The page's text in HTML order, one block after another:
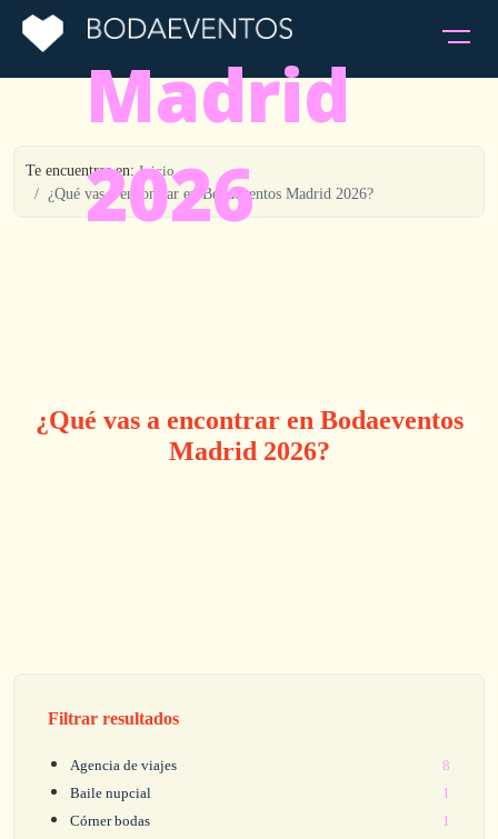
Madrid
2026
Te encuentras en:Inicio
¿Qué vas a encontrar en Bodaeventos Madrid 2026?
¿Qué vas a encontrar en Bodaeventos
Madrid 2026?
Filtrar resultados
Agencia de viajes
8
Baile nupcial
1
Córner bodas
1